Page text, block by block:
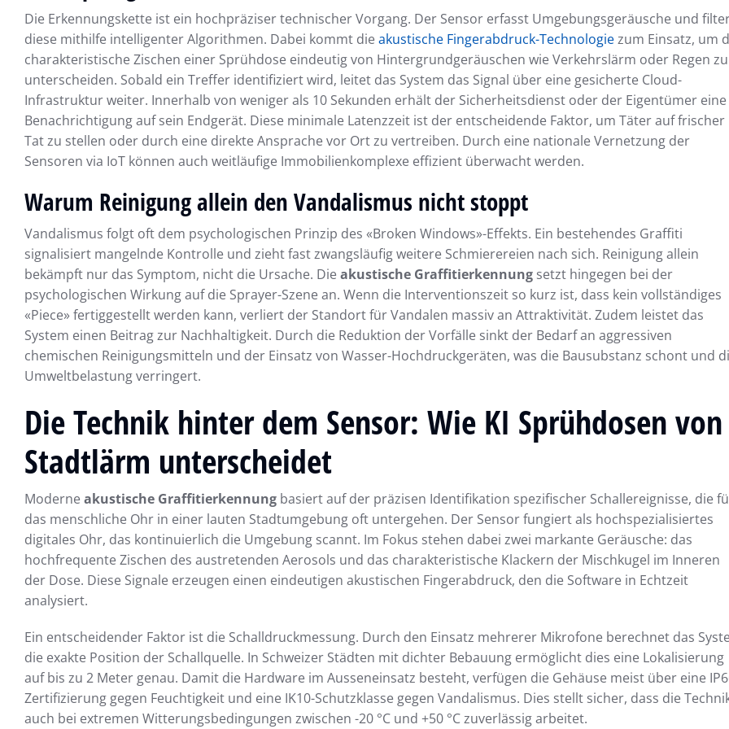
Die Erkennungskette ist ein hochpräziser technischer Vorgang. Der Sensor erfasst Umgebungsgeräusche und
diese mithilfe intelligenter Algorithmen. Dabei kommt dieakustische Fingerabdruck-Technologiezum Einsatz, um
charakteristische Zischen einer Sprühdose eindeutig von Hintergrundgeräuschen wie Verkehrslärm oder Regen zu
unterscheiden. Sobald ein Treffer identifiziert wird, leitet das System das Signal über eine gesicherte Cloud-
Infrastruktur weiter. Innerhalb von weniger als 10 Sekunden erhält der Sicherheitsdienst oder der Eigentümer eine
Benachrichtigung auf sein Endgerät. Diese minimale Latenzzeit ist der entscheidende Faktor, um Täter auf frischer
Tat zu stellen oder durch eine direkte Ansprache vor Ort zu vertreiben. Durch eine nationale Vernetzung der
Sensoren via IoT können auch weitläufige Immobilienkomplexe effizient überwacht werden.
Warum Reinigung allein den Vandalismus nicht stoppt
Vandalismus folgt oft dem psychologischen Prinzip des «Broken Windows»-Effekts. Ein bestehendes Graffiti
signalisiert mangelnde Kontrolle und zieht fast zwangsläufig weitere Schmierereien nach sich. Reinigung allein
bekämpft nur das Symptom, nicht die Ursache. Dieakustische Graffitierkennung setzt hingegen bei der
psychologischen Wirkung auf die Sprayer-Szene an. Wenn die Interventionszeit so kurz ist, dass kein vollständiges
«Piece» fertiggestellt werden kann, verliert der Standort für Vandalen massiv an Attraktivität. Zudem leistet das
System einen Beitrag zur Nachhaltigkeit. Durch die Reduktion der Vorfälle sinkt der Bedarf an aggressiven
chemischen Reinigungsmitteln und der Einsatz von Wasser-Hochdruckgeräten, was die Bausubstanz schont und
Umweltbelastung verringert.
Die Technik hinter dem Sensor: Wie KI Sprühdosen von
Stadtlärm unterscheidet
Moderneakustische Graffitierkennung basiert auf der präzisen Identifikation spezifischer Schallereignisse, die
das menschliche Ohr in einer lauten Stadtumgebung oft untergehen. Der Sensor fungiert als hochspezialisiertes
digitales Ohr, das kontinuierlich die Umgebung scannt. Im Fokus stehen dabei zwei markante Geräusche: das
hochfrequente Zischen des austretenden Aerosols und das charakteristische Klackern der Mischkugel im Inneren
der Dose. Diese Signale erzeugen einen eindeutigen akustischen Fingerabdruck, den die Software in Echtzeit
analysiert.
Ein entscheidender Faktor ist die Schalldruckmessung. Durch den Einsatz mehrerer Mikrofone berechnet das
die exakte Position der Schallquelle. In Schweizer Städten mit dichter Bebauung ermöglicht dies eine Lokalisierung
auf bis zu 2 Meter genau. Damit die Hardware im Ausseneinsatz besteht, verfügen die Gehäuse meist über eine
Zertifizierung gegen Feuchtigkeit und eine IK10-Schutzklasse gegen Vandalismus. Dies stellt sicher, dass die
auch bei extremen Witterungsbedingungen zwischen -20 °C und +50 °C zuverlässig arbeitet.